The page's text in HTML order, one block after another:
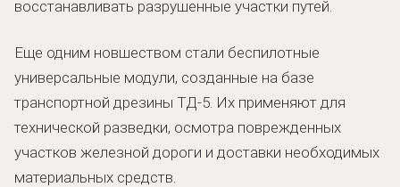
восстанавливать разрушенные участки путей.
Еще одним новшеством стали беспилотные
универсальные модули, созданные на базе
транспортной дрезины ТД-5. Их применяют для
технической разведки, осмотра поврежденных
участков железной дороги и доставки необходимых
материальных средств.